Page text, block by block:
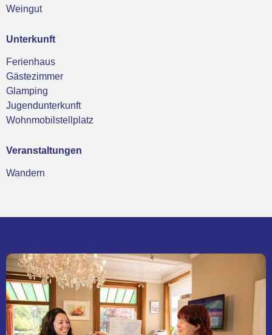
Weingut
Unterkunft
Ferienhaus
Gästezimmer
Glamping
Jugendunterkunft
Wohnmobilstellplatz
Veranstaltungen
Wandern